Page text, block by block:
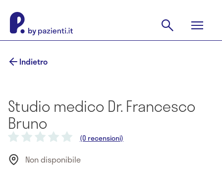
Indietro
Studio medico Dr. Francesco
Bruno
(0 recensioni)
Non disponibile